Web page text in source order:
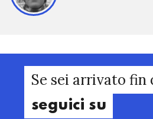
Se sei arrivato fin
seguici su